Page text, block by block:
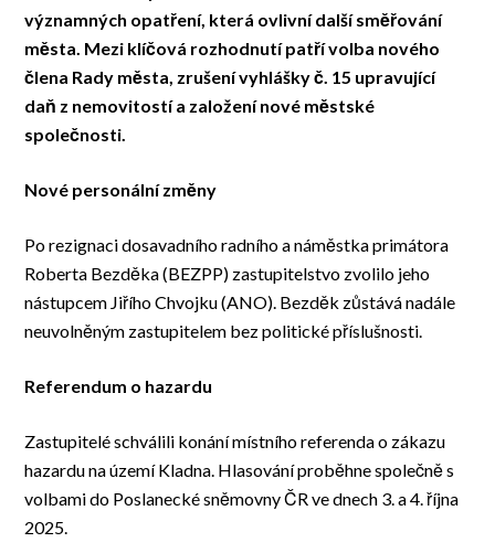
významných opatření, která ovlivní další směřování
města. Mezi klíčová rozhodnutí patří volba nového
člena Rady města, zrušení vyhlášky č. 15 upravující
daň z nemovitostí a založení nové městské
společnosti.
Nové personální změny
Po rezignaci dosavadního radního a náměstka primátora
Roberta Bezděka (BEZPP) zastupitelstvo zvolilo jeho
nástupcem Jiřího Chvojku (ANO). Bezděk zůstává nadále
neuvolněným zastupitelem bez politické příslušnosti.
Referendum o hazardu
Zastupitelé schválili konání místního referenda o zákazu
hazardu na území Kladna. Hlasování proběhne společně s
volbami do Poslanecké sněmovny ČR ve dnech 3. a 4. října
2025.